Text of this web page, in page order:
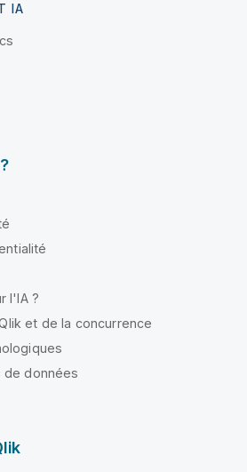
IA
l'IA ?
et de la concurrence
de données